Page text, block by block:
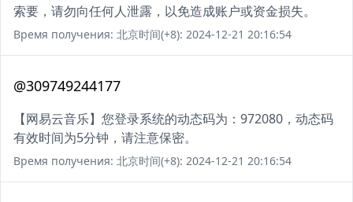
索要，请勿向任何人泄露，以免造成账户或资金损失。
Время получения: 北京时间(+8): 2024-12-21 20:16:54
@309749244177
【网易云音乐】您登录系统的动态码为：972080，动态码
有效时间为5分钟，请注意保密。
Время получения: 北京时间(+8): 2024-12-21 20:16:54